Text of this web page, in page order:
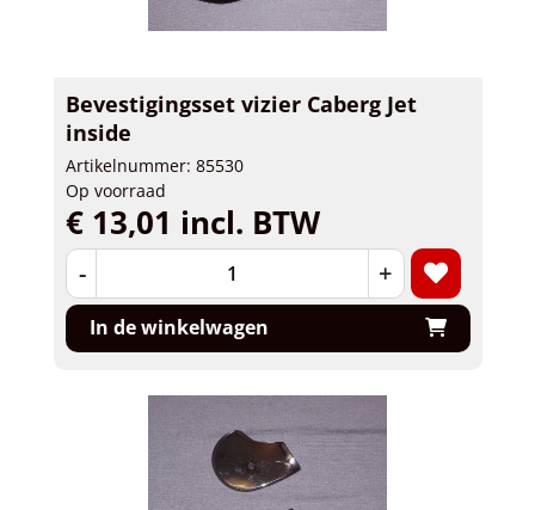
Bevestigingsset vizier Caberg Jet
inside
Artikelnummer: 85530
Op voorraad
€ 13,01 incl. BTW
- +
In de winkelwagen